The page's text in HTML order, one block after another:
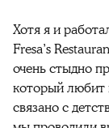
Хотя я и
Fresa’s
очень стыдно
который любит
связано с